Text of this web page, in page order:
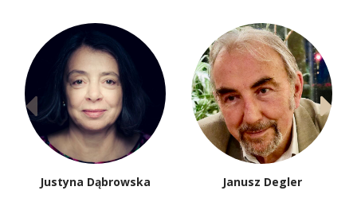
Justyna Dąbrowska Janusz Degler